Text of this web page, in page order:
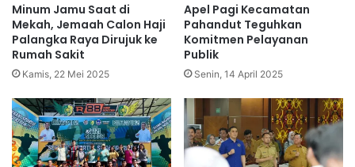
Minum Jamu Saat di
Mekah, Jemaah Calon Haji
Palangka Raya Dirujuk ke
Rumah Sakit
Kamis, 22 Mei 2025
Apel Pagi Kecamatan
Pahandut Teguhkan
Komitmen Pelayanan
Publik
Senin, 14 April 2025